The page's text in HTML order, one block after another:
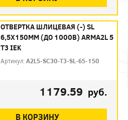
ОТВЕРТКА ШЛИЦЕВАЯ (-) SL
6,5Х150ММ (ДО 1000В) ARMA2L 5
Т3 IEK
Артикул:A2L5-SC30-T3-SL-65-150
1179.59 руб.
В КОРЗИНУ